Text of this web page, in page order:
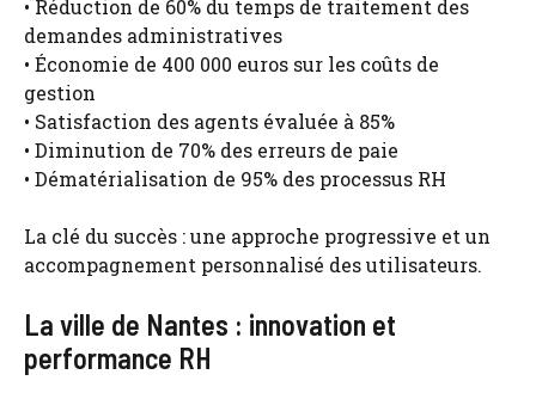
• Réduction de 60% du temps de traitement des
demandes administratives
• Économie de 400 000 euros sur les coûts de
gestion
• Satisfaction des agents évaluée à 85%
• Diminution de 70% des erreurs de paie
• Dématérialisation de 95% des processus RH
La clé du succès : une approche progressive et un
accompagnement personnalisé des utilisateurs.
La ville de Nantes : innovation et
performance RH